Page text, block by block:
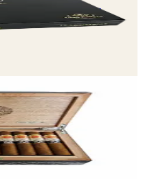
Coronas
No. 2 Reserva